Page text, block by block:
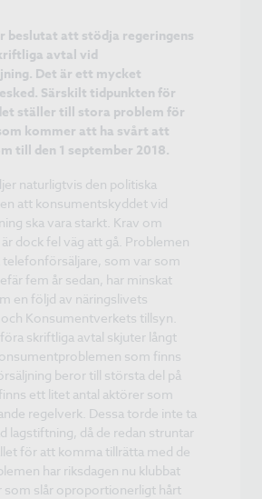
beslutat att stödja regeringens
avtal vid
Det är ett mycket
Särskilt tidpunkten för
ställer till stora problem för
kommer att ha svårt att
till den 1 september 2018.
naturligtvis den politiska
att konsumentskyddet vid
ska vara starkt. Krav om
dock fel väg att gå. Problemen
som var som
fem år sedan, har minskat
en följd av näringslivets
Konsumentverkets tillsyn.
skriftliga avtal skjuter långt
som finns
beror till största del på
ett litet antal aktörer som
regelverk. Dessa torde inte ta
lagstiftning, då de redan struntar
för att komma tillrätta med de
har riksdagen nu klubbat
som slår oproportionerligt hårt